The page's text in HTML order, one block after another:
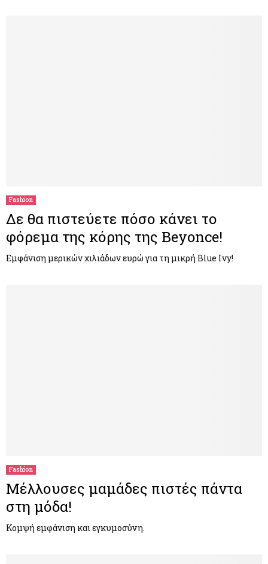
Fashion
Δε θα πιστεύετε πόσο κάνει το
φόρεμα της κόρης της Beyonce!
Εμφάνιση μερικών χιλιάδων ευρώ για τη μικρή Blue Ivy!
Fashion
Μέλλουσες μαμάδες πιστές πάντα
στη μόδα!
Κομψή εμφάνιση και εγκυμοσύνη.